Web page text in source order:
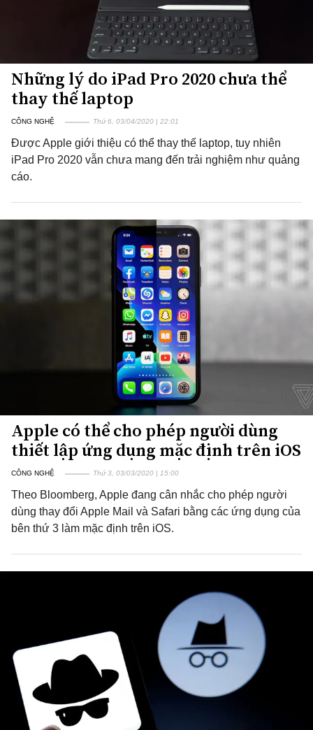
Những lý do iPad Pro 2020 chưa thể
thay thế laptop
CÔNG NGHỆ Thứ 6, 03/04/2020 | 22:01
Được Apple giới thiệu có thể thay thế laptop, tuy nhiên
iPad Pro 2020 vẫn chưa mang đến trải nghiệm như quảng
cáo.
Apple có thể cho phép người dùng
thiết lập ứng dụng mặc định trên iOS
CÔNG NGHỆ Thứ 3, 03/03/2020 | 15:00
Theo Bloomberg, Apple đang cân nhắc cho phép người
dùng thay đổi Apple Mail và Safari bằng các ứng dụng của
bên thứ 3 làm mặc định trên iOS.